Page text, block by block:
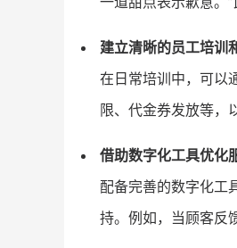
建立清晰的员工培训
在日常培训中，可以
限、代金券发放等，
借助数字化工具优化
配备完善的数字化工
持。例如，当顾客反